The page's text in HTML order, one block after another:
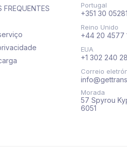
FREQUENTES
Portugal
+351 30
Reino Unido
+44 20 4577
EUA
+1 302 240
Correio
Morada
57 Spyrou
6051